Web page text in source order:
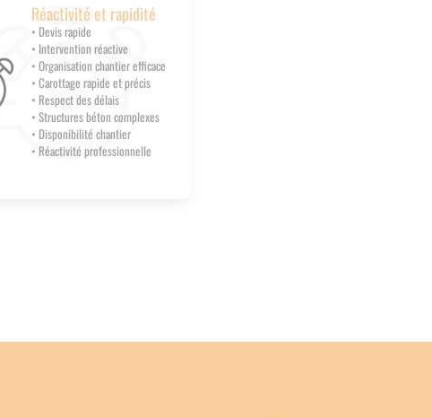
Réactivité et rapidité
• Devis rapide
• Intervention réactive
• Organisation chantier efficace
• Carottage rapide et précis
• Respect des délais
• Structures béton complexes
• Disponibilité chantier
• Réactivité professionnelle